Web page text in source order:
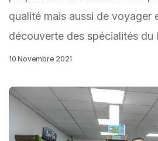
qualité mais aussi de voyager
découverte des spécialités du
10 Novembre 2021